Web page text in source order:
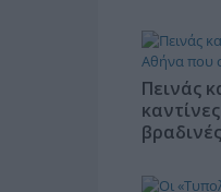
Πεινάς